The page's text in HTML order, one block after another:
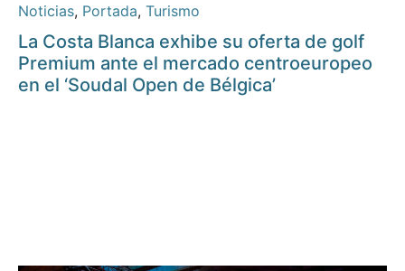
Noticias, Portada, Turismo
La Costa Blanca exhibe su oferta de golf
Premium ante el mercado centroeuropeo
en el ‘Soudal Open de Bélgica’